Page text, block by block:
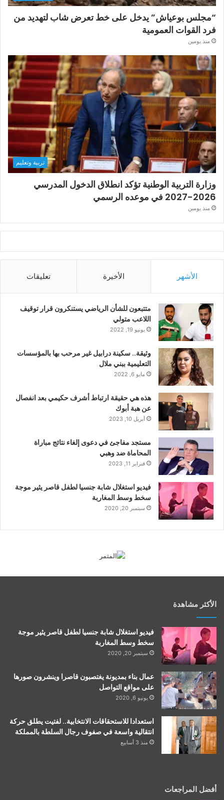
“مجلس بوعياش” يدخل على خط تعرض شاب لتهديد من
فرد القوات العمومية
منذ يومين
تربية وتعليم
وزارة التربية الوطنية تؤكد انطلاق الدخول المدرسي
2026-2027 في موعده الرسمي
منذ يومين
الأشهر الأخيرة تعليقات
متتبعون للشأن الرياضي يستنكرون قرار توقيف
اللاعب متولي
يونيو 19, 2022
وثيقة.. سكينة درابيل غير مرحب بها بالمؤسسات
التعليمية ببني ملال
مايو 6, 2022
هذه هي حقيقة ارتباط أشرف حكيمي بعد انفصال
عن هبة أبوك
أبريل 10, 2023
مستجد مفاجئ في دعوى إلغاء نتائج مباراة
المحاماة ضد وهبي
فبراير 11, 2023
فيديو استغلال شابة جنسيا لطفل قاصر يثير موجة
سخط وسط المغاربة
سبتمبر 20, 2020
الأكثر مشاهدة
فيديو استغلال شابة جنسيا لطفل قاصر يثير موجة
سخط وسط المغاربة
سبتمبر 20, 2020
عمال بناء بمديونة يغتصبون قاصرا وينشرون صورها
على مواقع التواصل
يونيو 6, 2020
استعدادا للاستحقاقات الانتخابية.. لفتيت يطلق حركة
انتقالية واسعة في صفوف رجال السلطة بالمملكة
منذ 3 أسابيع
أفضل المراجعات